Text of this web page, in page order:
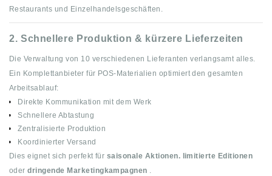
Restaurants und Einzelhandelsgeschäften.
2. Schnellere Produktion & kürzere Lieferzeiten
Die Verwaltung von 10 verschiedenen Lieferanten verlangsamt alles.
Ein Komplettanbieter für POS-Materialien optimiert den gesamten
Arbeitsablauf:
Direkte Kommunikation mit dem Werk
Schnellere Abtastung
Zentralisierte Produktion
Koordinierter Versand
Dies eignet sich perfekt für saisonale Aktionen. limitierte Editionen
oderdringende Marketingkampagnen .